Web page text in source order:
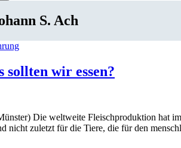
S. Ach
sollten wir essen?
Die weltweite Fleischproduktion hat
nicht zuletzt für die Tiere, die für den